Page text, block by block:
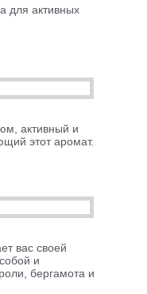
для активных
активный и
этот аромат.
вас своей
и
бергамота и